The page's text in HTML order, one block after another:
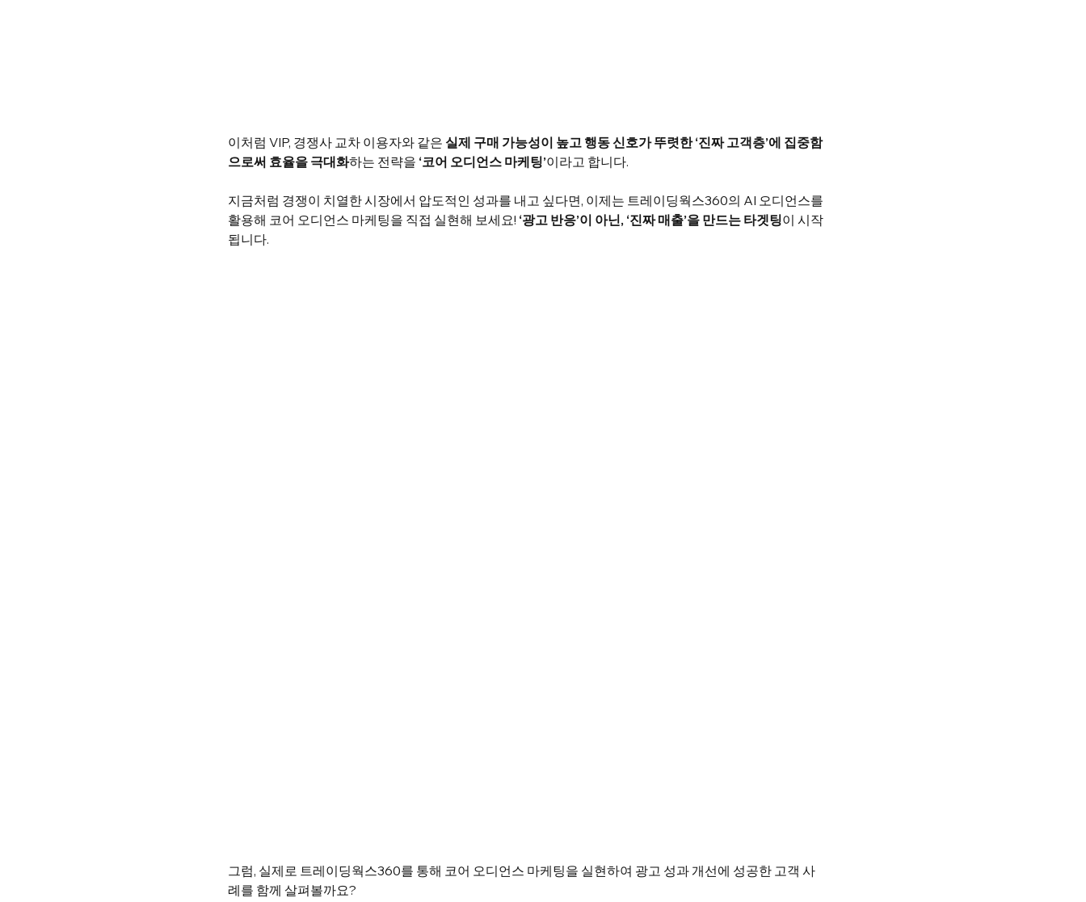
이처럼 VIP, 경쟁사 교차 이용자와 같은 실제 구매 가능성이 높고 행동 신호가 뚜렷한 ‘진짜 고객층’에 집중함
으로써 효율을 극대화하는 전략을 ‘코어 오디언스 마케팅’이라고 합니다.
지금처럼 경쟁이 치열한 시장에서 압도적인 성과를 내고 싶다면, 이제는 트레이딩웍스360의 AI 오디언스를
활용해 코어 오디언스 마케팅을 직접 실현해 보세요! ‘광고 반응’이 아닌, ‘진짜 매출’을 만드는 타겟팅이 시작
됩니다.
그럼, 실제로 트레이딩웍스360를 통해 코어 오디언스 마케팅을 실현하여 광고 성과 개선에 성공한 고객 사
례를 함께 살펴볼까요?